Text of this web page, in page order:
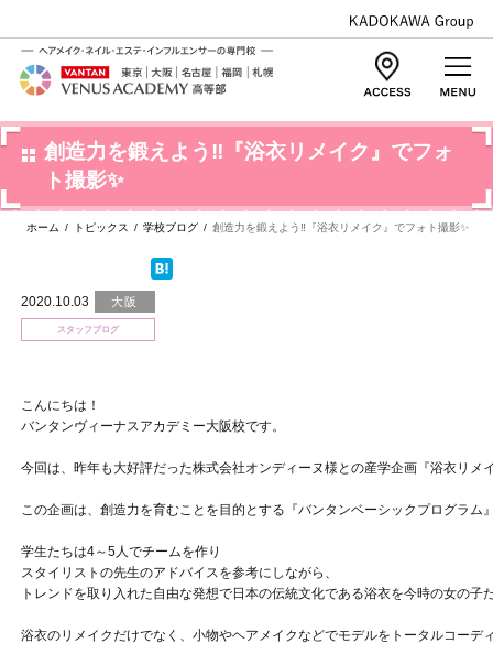
創造力を鍛えよう‼『浴衣リメイク』でフォ
ト撮影✨
ホーム / トピックス / 学校ブログ / 創造力を鍛えよう‼『浴衣リメイク』でフォト撮影✨
2020.10.03 大阪
スタッフブログ
こんにちは！
バンタンヴィーナスアカデミー大阪校です。
今回は、昨年も大好評だった株式会社オンディーヌ様との産学企画『浴衣リメ
この企画は、創造力を育むことを目的とする『バンタンベーシックプログラム
学生たちは4～5人でチームを作り
スタイリストの先生のアドバイスを参考にしながら、
トレンドを取り入れた自由な発想で日本の伝統文化である浴衣を今時の女の
浴衣のリメイクだけでなく、小物やヘアメイクなどでモデルをトータルコーデ